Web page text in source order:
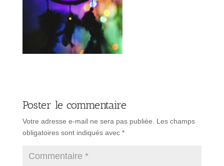
Poster le commentaire
Votre adresse e-mail ne sera pas publiée.
Les champs
obligatoires sont indiqués avec *